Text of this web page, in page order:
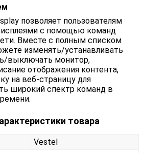
позволяет пользователям
с помощью команд
Вместе с полным списком
изменять/устанавливать
выключать монитор,
отображения контента,
на веб-страницу для
широкий спектр команд в
товара
Vestel